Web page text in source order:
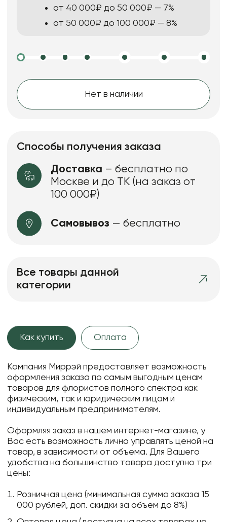
от 40 000₽ до 50 000₽ — 7%
от 50 000₽ до 100 000₽ — 8%
Нет в наличии
Способы получения заказа
Доставка – бесплатно по
Москве и до ТК (на заказ от
100 000₽)
Самовывоз — бесплатно
Все товары данной
категории
Как купить Оплата
Компания Миррэй предоставляет возможность
оформления заказа по самым выгодным ценам
товаров для флористов полного спектра как
физическим, так и юридическим лицам и
индивидуальным предпринимателям.
Оформляя заказ в нашем интернет-магазине, у
Вас есть возможность лично управлять ценой на
товар, в зависимости от объема. Для Вашего
удобства на большинство товара доступно три
цены:
Розничная цена (минимальная сумма заказа 15
000 рублей, доп. скидки за объем до 8%)